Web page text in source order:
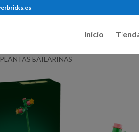
Inicio
BAILARINAS